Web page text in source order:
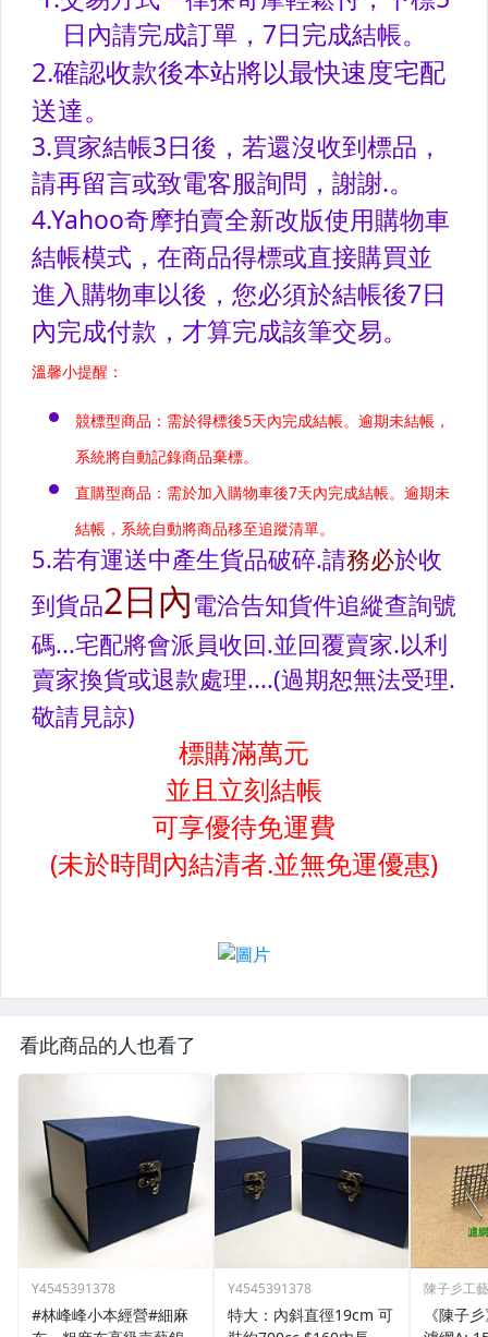
看此商品的人也看了
Y4545391378
#林峰峰小本經營#細麻
Y4545391378
特大：內斜直徑19cm 可
陳子彡工藝
《陳子